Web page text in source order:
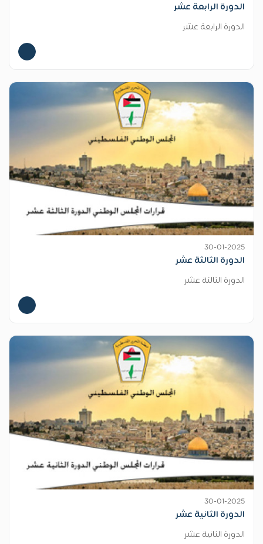
الدورة الرابعة عشر
الدورة الرابعة عشر
30-01-2025
الدورة الثالثة عشر
الدورة الثالثة عشر
30-01-2025
الدورة الثانية عشر
الدورة الثانية عشر